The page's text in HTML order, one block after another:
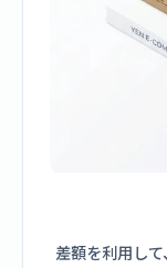
差額を利用し